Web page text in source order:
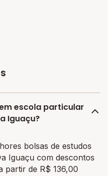
escola particular
Iguaçu?
bolsas de estudos
Iguaçu com descontos
partir de R$ 136,00